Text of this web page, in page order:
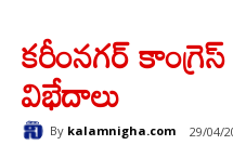
కరీంనగర్
విభేదాలు
By kalamnigha.com 29/04/